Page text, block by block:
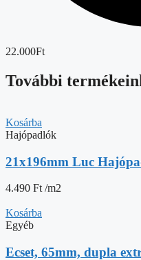
22.000Ft
További
Kosárba
Hajópadlók
21x196mm Luc
4.490 Ft /m2
Kosárba
Egyéb
Ecset, 65mm, dupla